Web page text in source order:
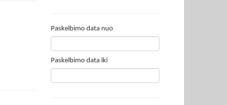
Paskelbimo data nuo
Paskelbimo data iki